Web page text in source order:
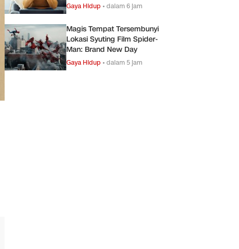
Gaya Hidup •dalam 6 jam
Magis Tempat Tersembunyi
Lokasi Syuting Film Spider-
Man: Brand New Day
Gaya Hidup •dalam 5 jam